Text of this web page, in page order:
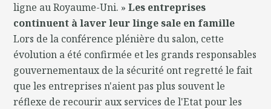
ligne au Royaume-Uni. »Les entreprises
continuent à laver leur linge sale en famille
Lors de la conférence plénière du salon, cette
évolution a été confirmée et les grands responsables
gouvernementaux de la sécurité ont regretté le fait
que les entreprises n'aient pas plus souvent le
réflexe de recourir aux services de l'Etat pour les